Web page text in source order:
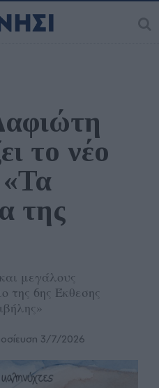
το νέο
«Τα
της
μεγάλους
της 6ης Έκθεσης
3/7/2026